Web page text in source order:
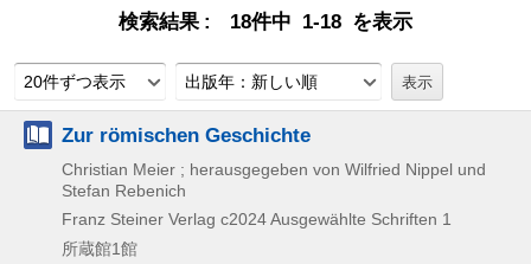
検索結果 18件中 1-18 を表示
20件ずつ表示 出版年：新しい順
Zur römischen Geschichte
Christian Meier ; herausgegeben von Wilfried Nippel und
Stefan Rebenich
Franz Steiner Verlag c2024Ausgewählte Schriften 1
所蔵館1館